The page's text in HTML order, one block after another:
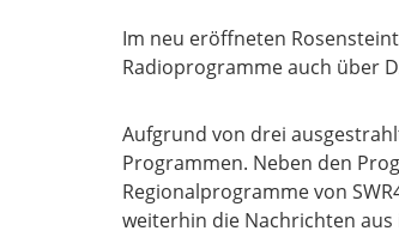
Im neu eröffneten
Radioprogramme auch über
Aufgrund von drei
Programmen. Neben den
Regionalprogramme von
weiterhin die Nachrichten